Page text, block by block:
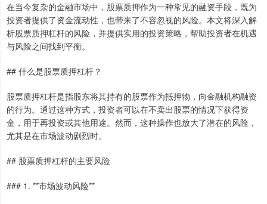
在当今复杂的金融市场中，股票质押作为一种常见的融资手段，既为
投资者提供了资金流动性，也带来了不容忽视的风险。本文将深入解
析股票质押杠杆的风险，并提供实用的投资策略，帮助投资者在机遇
与风险之间找到平衡。
## 什么是股票质押杠杆？
股票质押杠杆是指股东将其持有的股票作为抵押物，向金融机构融资
的行为。通过这种方式，投资者可以在不卖出股票的情况下获得资
金，用于再投资或其他用途。然而，这种操作也放大了潜在的风险，
尤其是在市场波动剧烈时。
## 股票质押杠杆的主要风险
### 1. **市场波动风险**